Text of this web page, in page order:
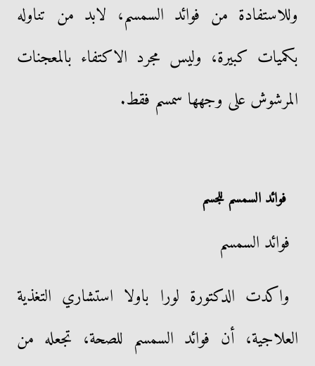
وللاستفادة من فوائد السمسم، لابد من تناوله
بكميات كبيرة، وليس مجرد الاكتفاء بالمعجنات
المرشوش على وجهها سمسم فقط.
فوائد السمسم للجسم
فوائد السمسم
واكدت الدكتورة لورا باولا استشاري التغذية
العلاجية، أن فوائد السمسم للصحة، تجعله من